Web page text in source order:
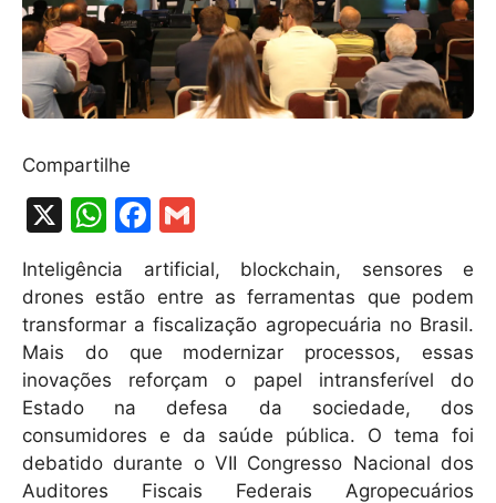
Compartilhe
X
W
at
s
A
p
p
F
c
e
b
o
o
k
ai
l
Inteligência artificial, blockchain, sensores e
drones estão entre as ferramentas que podem
transformar a fiscalização agropecuária no Brasil.
Mais do que modernizar processos, essas
inovações reforçam o papel intransferível do
Estado na defesa da sociedade, dos
consumidores e da saúde pública. O tema foi
debatido durante o VII Congresso Nacional dos
Auditores Fiscais Federais Agropecuários